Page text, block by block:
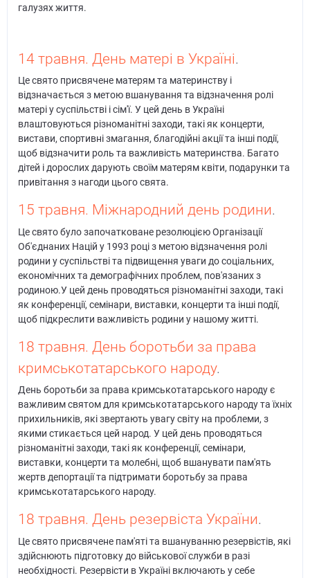
галузях життя.
14 травня. День матері в Україні.
Це свято присвячене матерям та материнству і
відзначається з метою вшанування та відзначення ролі
матері у суспільстві і сім'ї. У цей день в Україні
влаштовуються різноманітні заходи, такі як концерти,
вистави, спортивні змагання, благодійні акції та інші події,
щоб відзначити роль та важливість материнства. Багато
дітей і дорослих дарують своїм матерям квіти, подарунки та
привітання з нагоди цього свята.
15 травня. Міжнародний день родини.
Це свято було започатковане резолюцією Організації
Об'єднаних Націй у 1993 році з метою відзначення ролі
родини у суспільстві та підвищення уваги до соціальних,
економічних та демографічних проблем, пов'язаних з
родиною.У цей день проводяться різноманітні заходи, такі
як конференції, семінари, виставки, концерти та інші події,
щоб підкреслити важливість родини у нашому житті.
18 травня. День боротьби за права
кримськотатарського народу.
День боротьби за права кримськотатарського народу є
важливим святом для кримськотатарського народу та їхніх
прихильників, які звертають увагу світу на проблеми, з
якими стикається цей народ. У цей день проводяться
різноманітні заходи, такі як конференції, семінари,
виставки, концерти та молебні, щоб вшанувати пам'ять
жертв депортації та підтримати боротьбу за права
кримськотатарського народу.
18 травня. День резервіста України.
Це свято присвячене пам'яті та вшануванню резервістів, які
здійснюють підготовку до військової служби в разі
необхідності. Резервісти в Україні включають у себе